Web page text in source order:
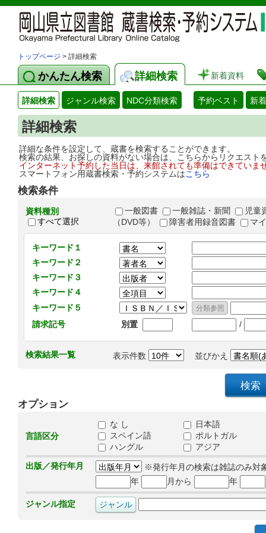
トップページ > 詳細検索
かんたん検索 詳細検索 新着資料
詳細検索 ジャンル検索 NDC分類検索 予約ベスト 新
詳細検索
詳細な条件を設定して、蔵書を検索することができます。
検索の結果、お探しの資料がない場合は、こちらからリクエス
インターネット予約した当日は、来館されても準備はできてい
スマートフォン用蔵書検索・予約システムはこちら
検索条件
資料種別
すべて選択
一般図書 一般雑誌・新聞
児童
（DVD等）
障害者用録音図書 マ
キーワード１
キーワード２
キーワード３
キーワード４
キーワード５
請求記号
別置 /
検索結果一覧 表示件数 並びかえ
オプション
言語区分
な し
日本語
スペイン語
ポルトガル
ハングル
アジア
出版／発行年月
※発行年月の検索は雑誌のみ対
年
月から 年
ジャンル指定